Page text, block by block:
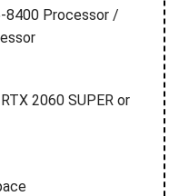
Processor /
2060 SUPER or